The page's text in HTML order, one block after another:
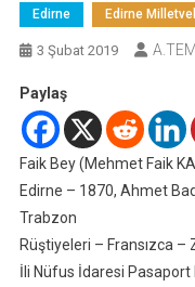
Edirne Edirne
3 Şubat 2019
Paylaş
Faik Bey (Mehmet Faik
Edirne – 1870, Ahmet
Trabzon
Rüştiyeleri – Fransızca –
İli Nüfus İdaresi Pasaport